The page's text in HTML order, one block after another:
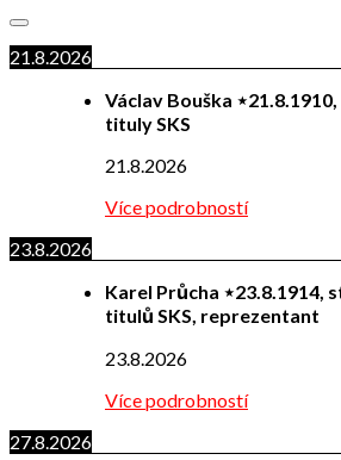
21.8.2026
Václav Bouška
tituly SKS
21.8.2026
Více podrobností
23.8.2026
Karel Průcha ⋆23.8.1914,
titulů SKS, reprezentant
23.8.2026
Více podrobností
27.8.2026